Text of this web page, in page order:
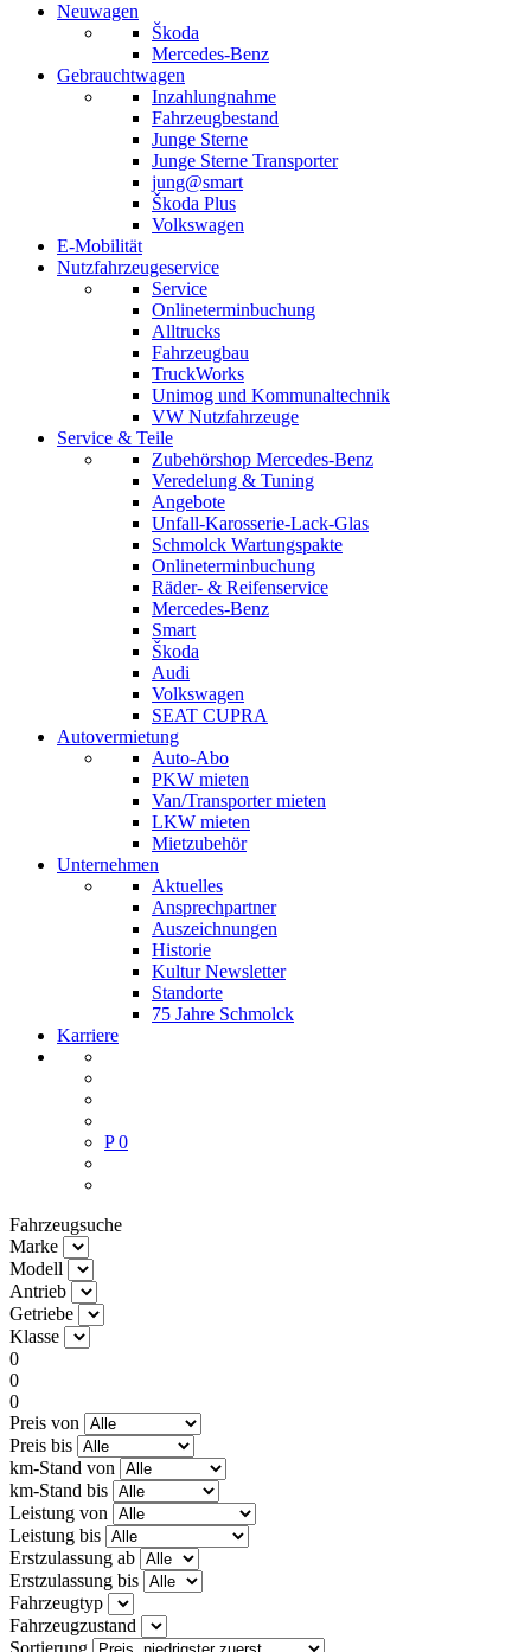
Neuwagen
Škoda
Mercedes-Benz
Gebrauchtwagen
Inzahlungnahme
Fahrzeugbestand
Junge Sterne
Junge Sterne Transporter
jung@smart
Škoda Plus
Volkswagen
E-Mobilität
Nutzfahrzeugeservice
Service
Onlineterminbuchung
Alltrucks
Fahrzeugbau
TruckWorks
Unimog und Kommunaltechnik
VW Nutzfahrzeuge
Service & Teile
Zubehörshop Mercedes-Benz
Veredelung & Tuning
Angebote
Unfall-Karosserie-Lack-Glas
Schmolck Wartungspakte
Onlineterminbuchung
Räder- & Reifenservice
Mercedes-Benz
Smart
Škoda
Audi
Volkswagen
SEAT CUPRA
Autovermietung
Auto-Abo
PKW mieten
Van/Transporter mieten
LKW mieten
Mietzubehör
Unternehmen
Aktuelles
Ansprechpartner
Auszeichnungen
Historie
Kultur Newsletter
Standorte
75 Jahre Schmolck
Karriere
P 0
Fahrzeugsuche
Marke
Modell
Antrieb
Getriebe
Klasse
0
0
0
Preis von
Preis bis
km-Stand von
km-Stand bis
Leistung von
Leistung bis
Erstzulassung ab
Erstzulassung bis
Fahrzeugtyp
Fahrzeugzustand
Sortierung